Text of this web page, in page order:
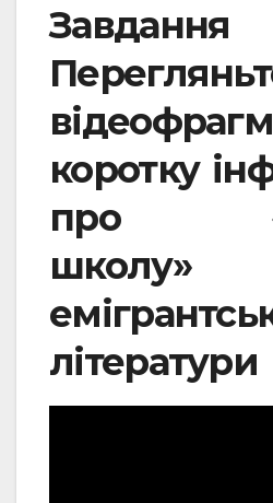
коротку
про
школу»
літератури